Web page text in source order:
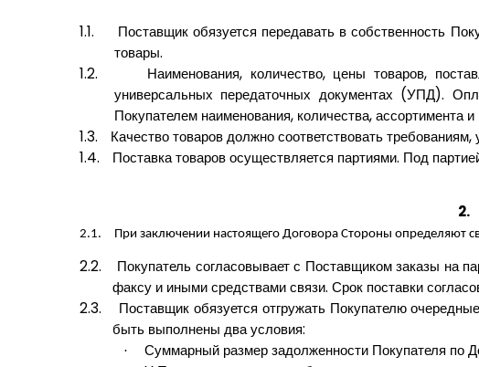
1.1.
Поставщик обязуется передавать в собственность
товары.
1.2.
Наименования, количество, цены товаров,
универсальных передаточных документах (УПД).
Покупателем наименования, количества, ассортимента
1.3.
Качество товаров должно соответствовать
1.4.
Поставка товаров осуществляется партиями. Под
2.
2.1. При заключении настоящего Договора Стороны определяют
2.2.
Покупатель согласовывает с Поставщиком заказы на
факсу и иными средствами связи. Срок поставки
2.3.
Поставщик обязуется отгружать Покупателю
быть выполнены два условия:
· Суммарный размер задолженности Покупателя по